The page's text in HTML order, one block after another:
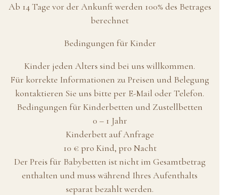
Ab 14 Tage vor der Ankunft werden 100% des Betrages
berechnet
Bedingungen für Kinder
Kinder jeden Alters sind bei uns willkommen.
Für korrekte Informationen zu Preisen und Belegung
kontaktieren Sie uns bitte per E-Mail oder Telefon.
Bedingungen für Kinderbetten und Zustellbetten
0 – 1 Jahr
Kinderbett auf Anfrage
10 € pro Kind, pro Nacht
Der Preis für Babybetten ist nicht im Gesamtbetrag
enthalten und muss während Ihres Aufenthalts
separat bezahlt werden.